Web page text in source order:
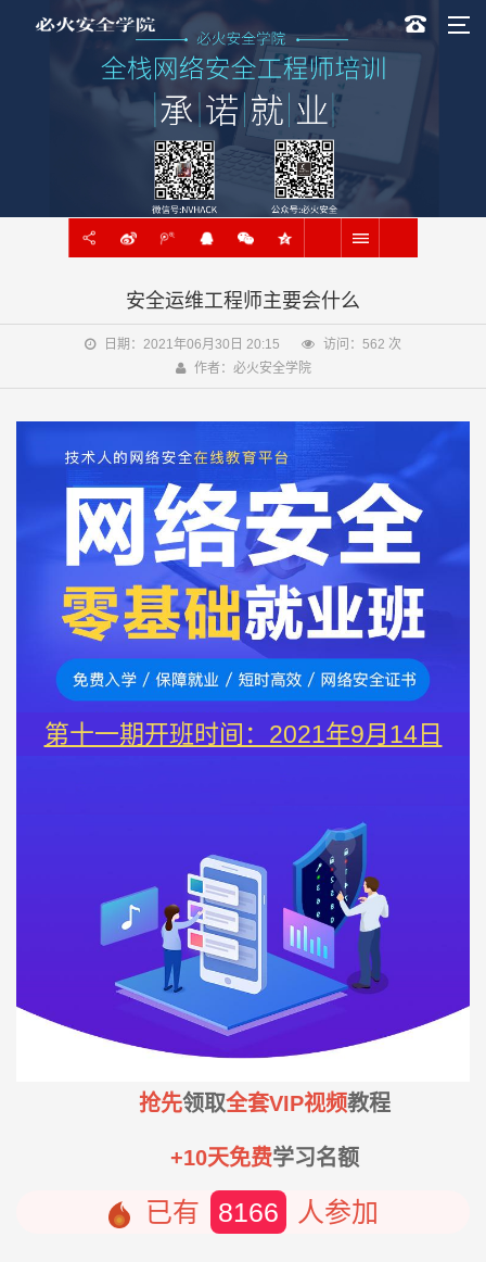
安全运维工程师主要会什么
日期：2021年06月30日 20:15 访问： 562 次
作者：必火安全学院
第十一期开班时间：2021年9月14日
抢先领取全套VIP视频教程
+10天免费学习名额
已有 8166 人参加